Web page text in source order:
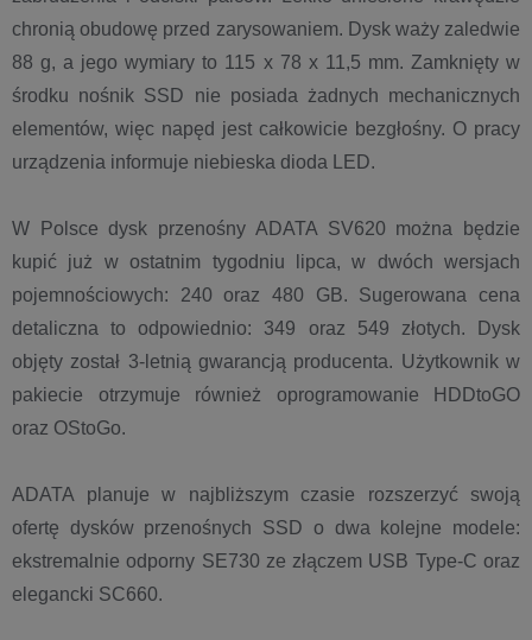
chronią obudowę przed zarysowaniem. Dysk waży zaledwie
88 g, a jego wymiary to 115 x 78 x 11,5 mm. Zamknięty w
środku nośnik SSD nie posiada żadnych mechanicznych
elementów, więc napęd jest całkowicie bezgłośny. O pracy
urządzenia informuje niebieska dioda LED.
W Polsce dysk przenośny ADATA SV620 można będzie
kupić już w ostatnim tygodniu lipca, w dwóch wersjach
pojemnościowych: 240 oraz 480 GB. Sugerowana cena
detaliczna to odpowiednio: 349 oraz 549 złotych. Dysk
objęty został 3-letnią gwarancją producenta. Użytkownik w
pakiecie otrzymuje również oprogramowanie HDDtoGO
oraz OStoGo.
ADATA planuje w najbliższym czasie rozszerzyć swoją
ofertę dysków przenośnych SSD o dwa kolejne modele:
ekstremalnie odporny SE730 ze złączem USB Type-C oraz
elegancki SC660.